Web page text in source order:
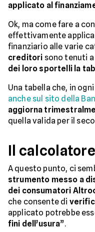
applicato al
Ok, ma come fare a
effettivamente
finanziario alle varie
creditori sono tenuti a
dei loro sportelli la
Una tabella che, in
anche sul sito della
aggiorna
quella valida per il
Il
A questo punto, ci
strumento messo a
dei consumatori
che consente di
applicato potrebbe
fini dell’usura”.